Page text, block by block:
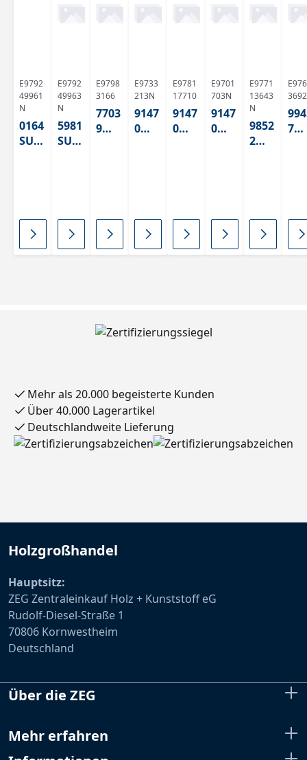
E9792
49961
N
0164
SU
E9792
49963
N
5981
SU
E9798
3166
7703
9
125
OHN
E
E9733
213N
9147
0
E9781
17710
9147
0
E9701
703N
9147
0
E9771
13643
N
9852
2
ABS
125
414,
7
Mehr als 20.000 begeisterte Kunden
Über 40.000 Lagerartikel
Deutschlandweite Lieferung
Holzgroßhandel
Hauptsitz:
ZEG Zentraleinkauf Holz + Kunststoff eG
Rudolf-Diesel-Straße 1
70806 Kornwestheim
Deutschland
Über die ZEG
Mehr erfahren